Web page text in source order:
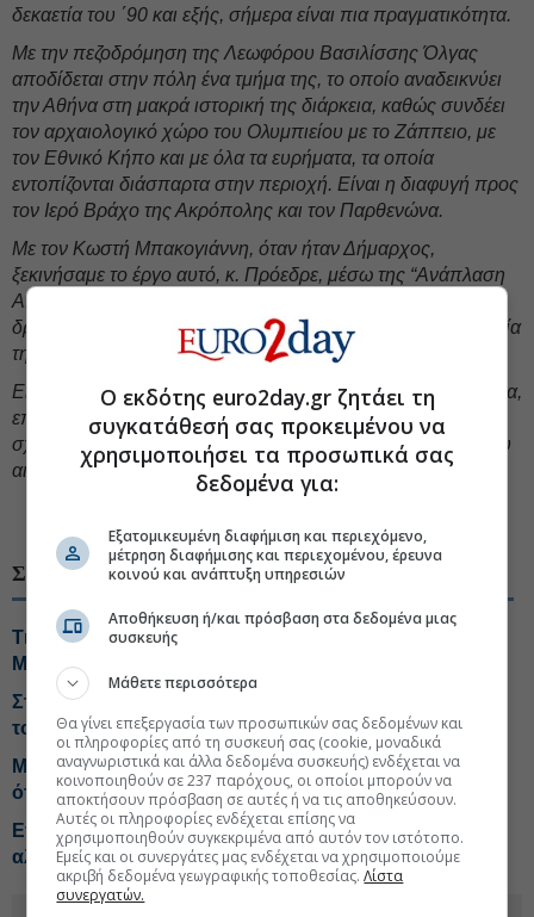
δεκαετία του ΄90 και εξής, σήμερα είναι πια πραγματικότητα.
Με την πεζοδρόμηση της Λεωφόρου Βασιλίσσης Όλγας
αποδίδεται στην πόλη ένα τμήμα της, το οποίο αναδεικνύει
την Αθήνα στη μακρά ιστορική της διάρκεια, καθώς συνδέει
τον αρχαιολογικό χώρο του Ολυμπιείου με το Ζάππειο, με
τον Εθνικό Κήπο και με όλα τα ευρήματα, τα οποία
εντοπίζονται διάσπαρτα στην περιοχή. Είναι η διαφυγή προς
τον Ιερό Βράχο της Ακρόπολης και τον Παρθενώνα.
Με τον Κωστή Μπακογιάννη, όταν ήταν Δήμαρχος,
ξεκινήσαμε το έργο αυτό, κ. Πρόεδρε, μέσω της “Ανάπλαση
Α.Ε.”, προκειμένου να αποδοθεί στον Αθηναίο πολίτη ένας
δρόμος περιπάτου και αναψυχής, και με την αρχαία σημασία
της λέξης.
Είναι πολύ σημαντικό που σήμερα, με τη δική σας παρουσία,
επιβεβαιώνεται και επισφραγίζεται αυτό το οποίο ήταν στο
σχεδιασμό της πόλης από τις τελευταίες δεκαετίες του 19ου
αιώνα και σας ευχαριστούμε πολύ».
ΣΧΕΤΙΚΑ ΘΕΜΑΤΑ
Τι «κρατά» η βιομηχανία από τη συνάντηση με
Μητσοτάκη
Στην παρουσίαση της νέας εφαρμογής MYAGRO για
τους αγρότες ο Κυριάκος Μητσοτάκης
Μητσοτάκης από Γρεβενά: Με τον Ε65 επιδεικνύουμε
ότι η Ελλάδα αλλάζει καθημερινά
Επικοινωνία Μητσοτάκη με τον Πρόεδρο της Αιγύπτου
αλ Σίσι
Ο εκδότης euro2day.gr ζητάει τη
συγκατάθεσή σας προκειμένου να
χρησιμοποιήσει τα προσωπικά σας
δεδομένα για:
Εξατομικευμένη διαφήμιση και περιεχόμενο,
μέτρηση διαφήμισης και περιεχομένου, έρευνα
κοινού και ανάπτυξη υπηρεσιών
Αποθήκευση ή/και πρόσβαση στα δεδομένα μιας
συσκευής
Μάθετε περισσότερα
Θα γίνει επεξεργασία των προσωπικών σας δεδομένων και
οι πληροφορίες από τη συσκευή σας (cookie, μοναδικά
αναγνωριστικά και άλλα δεδομένα συσκευής) ενδέχεται να
κοινοποιηθούν σε 237 παρόχους, οι οποίοι μπορούν να
αποκτήσουν πρόσβαση σε αυτές ή να τις αποθηκεύσουν.
Αυτές οι πληροφορίες ενδέχεται επίσης να
χρησιμοποιηθούν συγκεκριμένα από αυτόν τον ιστότοπο.
Εμείς και οι συνεργάτες μας ενδέχεται να χρησιμοποιούμε
ακριβή δεδομένα γεωγραφικής τοποθεσίας.Λίστα
συνεργατών.